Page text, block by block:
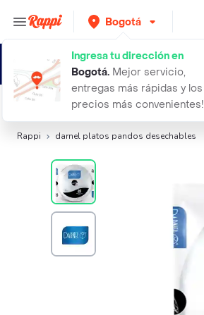
Bogotá
Ingresa tu dirección en
Bogotá. Mejor servicio,
entregas más rápidas y los
precios más convenientes!
Búsquedas relacionadas:Otros desechables
Rappi darnel platos pandos desechables